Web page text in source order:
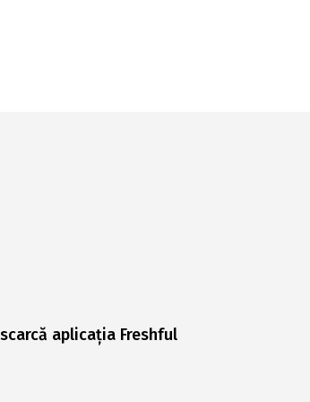
aplicația Freshful